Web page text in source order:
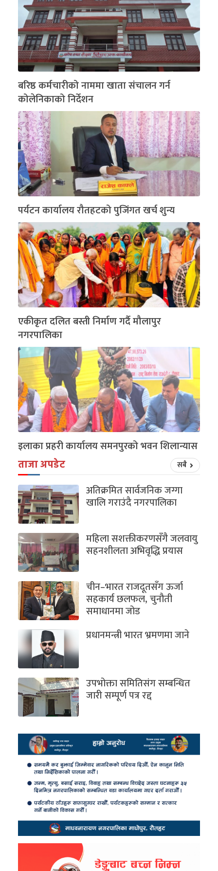
बरिष्ठ कर्मचारीको नाममा खाता संचालन गर्न
कोलेनिकाको निर्देशन
पर्यटन कार्यालय रौतहटको पुजिंगत खर्च शुन्य
एकीकृत दलित बस्ती निर्माण गर्दै मौलापुर
नगरपालिका
इलाका प्रहरी कार्यालय समनपुरको भवन शिलान्यास
ताजा अपडेट सबै
अतिक्रमित सार्वजनिक जग्गा
खालि गराउंदै नगरपालिका
महिला सशक्तीकरणसँगै जलवायु
सहनशीलता अभिवृद्धि प्रयास
चीन–भारत राजदूतसँग ऊर्जा
सहकार्य छलफल, चुनौती
समाधानमा जोड
प्रधानमन्त्री भारत भ्रमणमा जाने
उपभोक्ता समितिसंग सम्बन्धित
जारी सम्पूर्ण पत्र रद्द